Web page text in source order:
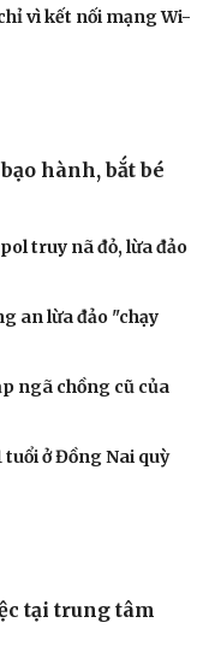
vì kết nối mạng Wi-
hành, bắt bé
truy nã đỏ, lừa đảo
an lừa đảo "chạy
ngã chồng cũ của
tuổi ở Đồng Nai quỳ
tại trung tâm